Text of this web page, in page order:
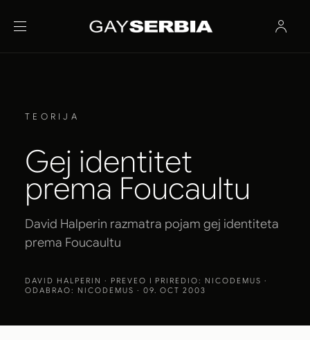
TEORIJA
Gej identitet
prema Foucaultu
David Halperin razmatra pojam gej identiteta
prema Foucaultu
DAVID HALPERIN · PREVEO I PRIREDIO: NICODEMUS ·
ODABRAO: NICODEMUS · 09. OCT 2003